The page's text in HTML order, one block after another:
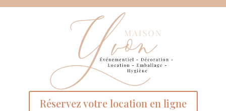
Réservez votre location en ligne
Panneau de gestion des cookies